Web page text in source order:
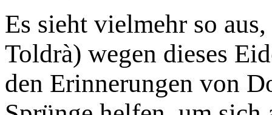
Es sieht vielmehr so
Toldrà) wegen dieses
den Erinnerungen von